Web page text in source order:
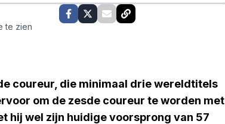
te zien
coureur, die minimaal drie wereldtitels
om de zesde coureur te worden met
hij wel zijn huidige voorsprong van 57